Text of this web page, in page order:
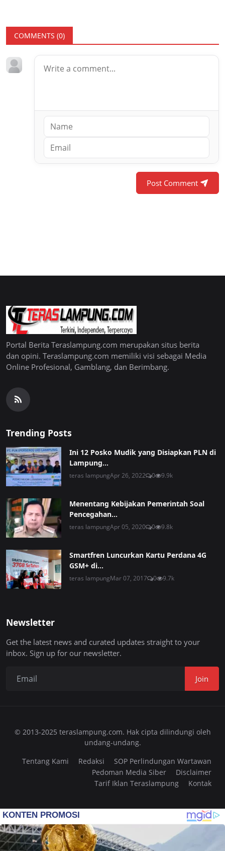
COMMENTS (0)
Post Comment
Portal Berita Teraslampung.com merupakan situs berita
dan opini. Teraslampung.com memiliki visi sebagai Media
Online Profesional, Gamblang, dan Berimbang.
Trending Posts
Ini 12 Posko Mudik yang Disiapkan PLN di
Lampung...
teras lampungApr 26, 2022 0 9.9k
Menentang Kebijakan Pemerintah Soal
Pencegahan...
teras lampungApr 05, 2020 0 9.8k
Smartfren Luncurkan Kartu Perdana 4G
GSM+ di...
teras lampungMar 07, 2017 0 9.7k
Newsletter
Get the latest news and curated updates straight to your
inbox. Sign up for our newsletter.
Join
© 2013-2025 teraslampung.com. Hak cipta dilindungi oleh
undang-undang.
Tentang Kami
Redaksi
SOP Perlindungan Wartawan
Pedoman Media Siber
Disclaimer
Tarif Iklan Teraslampung
Kontak